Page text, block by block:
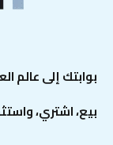
بوابتك إلى عالم
بيع، اشتري،